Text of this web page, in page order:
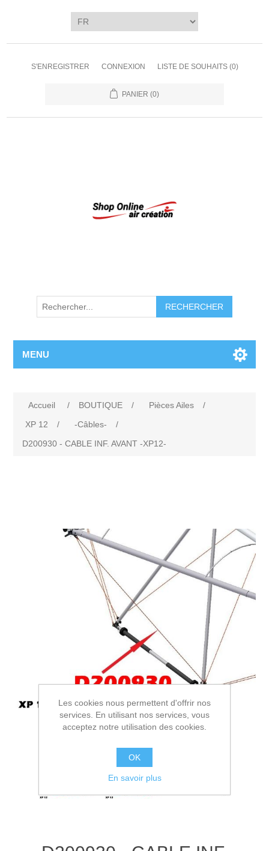
S'ENREGISTRER CONNEXION LISTE DE SOUHAITS (0)
PANIER (0)
RECHERCHER
MENU
Accueil / BOUTIQUE / Pièces Ailes
/
XP 12
/ -Câbles-
/
D200930 - CABLE INF. AVANT -XP12-
Les cookies nous permettent d'offrir nos
services. En utilisant nos services, vous
acceptez notre utilisation des cookies.
OK
En savoir plus